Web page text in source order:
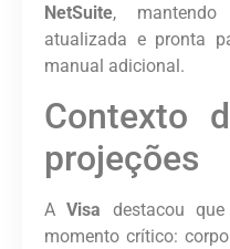
NetSuite, mantendo
atualizada e pronta
manual adicional.
Contexto
projeções
AVisa destacou
momento crítico: